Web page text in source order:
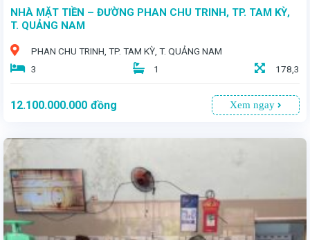
NHÀ MẶT TIỀN – ĐƯỜNG PHAN CHU TRINH, TP. TAM KỲ,
T. QUẢNG NAM
PHAN CHU TRINH, TP. TAM KỲ, T. QUẢNG NAM
3
1 178,3
12.100.000.000 đồng Xem ngay